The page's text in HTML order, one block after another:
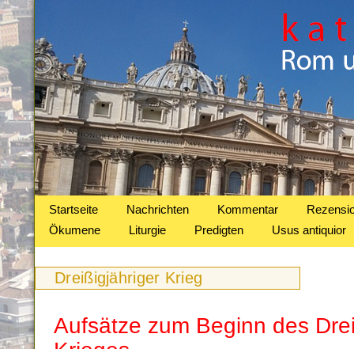
Startseite Nachrichten Kommentar
Ökumene
Liturgie Predigten Usus antiquior
Dreißigjähriger Krieg
Aufsätze zum Beginn des